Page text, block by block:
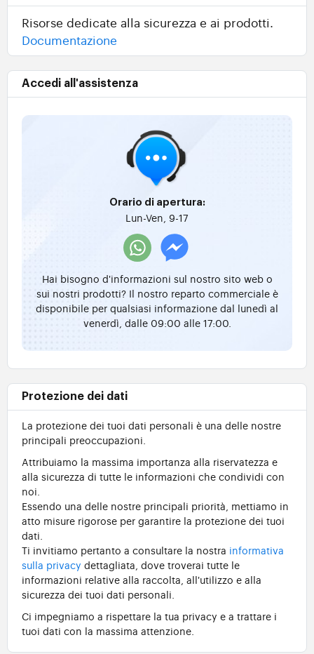
Risorse dedicate alla sicurezza e ai prodotti.
Documentazione
Accedi all'assistenza
Orario di apertura:
Lun-Ven, 9-17
Hai bisogno d'informazioni sul nostro sito web o
sui nostri prodotti? Il nostro reparto commerciale è
disponibile per qualsiasi informazione dal lunedì al
venerdì, dalle 09:00 alle 17:00.
Protezione dei dati
La protezione dei tuoi dati personali è una delle nostre
principali preoccupazioni.
Attribuiamo la massima importanza alla riservatezza e
alla sicurezza di tutte le informazioni che condividi con
noi.
Essendo una delle nostre principali priorità, mettiamo in
atto misure rigorose per garantire la protezione dei tuoi
dati.
Ti invitiamo pertanto a consultare la nostra informativa
sulla privacy dettagliata, dove troverai tutte le
informazioni relative alla raccolta, all'utilizzo e alla
sicurezza dei tuoi dati personali.
Ci impegniamo a rispettare la tua privacy e a trattare i
tuoi dati con la massima attenzione.